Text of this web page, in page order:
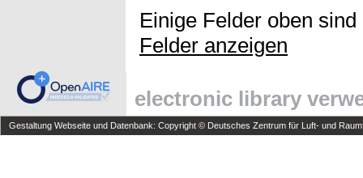
Einige Felder oben
Felder anzeigen
electronic library
Gestaltung Webseite und Datenbank: Copyright © Deutsches Zentrum für Luft- und